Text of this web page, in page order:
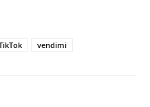
vendimi